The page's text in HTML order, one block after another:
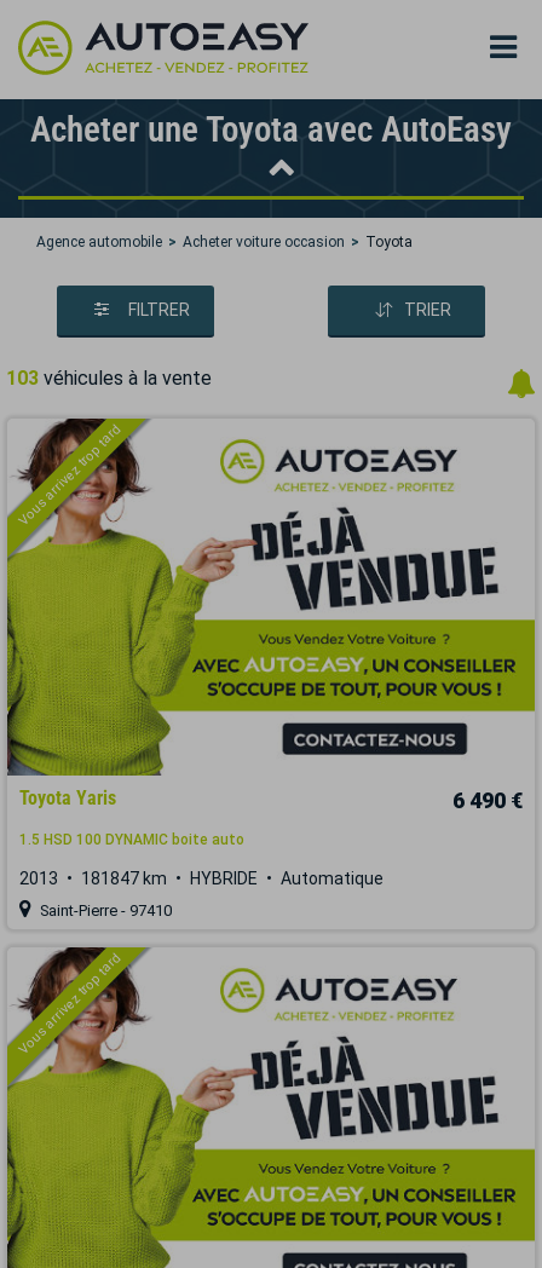
Acheter une Toyota avec AutoEasy
Agence automobile Acheter voiture occasion Toyota
FILTRER TRIER
103 véhicules à la vente
Vous arrivez trop tard
Toyota Yaris 6 490 €
1.5 HSD 100 DYNAMIC boite auto
2013 181847 km HYBRIDE Automatique
Saint-Pierre - 97410
Vous arrivez trop tard